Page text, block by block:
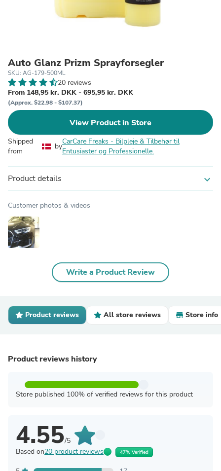
Auto Glanz Prizm Sprayforsegler
SKU: AG-179-500ML
20 reviews
From 148,95 kr. DKK - 695,95 kr. DKK
(Approx. $22.98 - $107.37)
View Product in Store
Shipped
from
by
CarCare Freaks - Bilpleje & Tilbehør til
Entusiaster og Professionelle.
Product details expand_more
Customer photos & videos
Write a Product Review
Product reviews All store reviews Store info
Product reviews history
Store published 100% of verified reviews for this product
4.55/5
Based on20 product reviews 47% Verified